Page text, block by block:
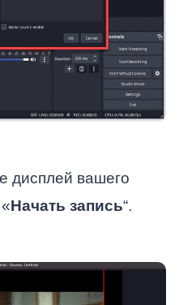
дисплей вашего
Начать запись“.